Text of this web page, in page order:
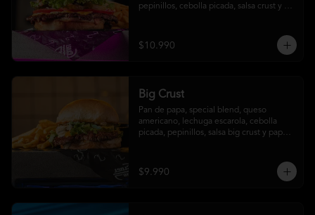
pepinillos, cebolla picada, salsa crust y
$10.990
Big Crust
Pan de papa, special blend, queso
americano, lechuga escarola, cebolla
picada, pepinillos, salsa big crust y papas
$9.990